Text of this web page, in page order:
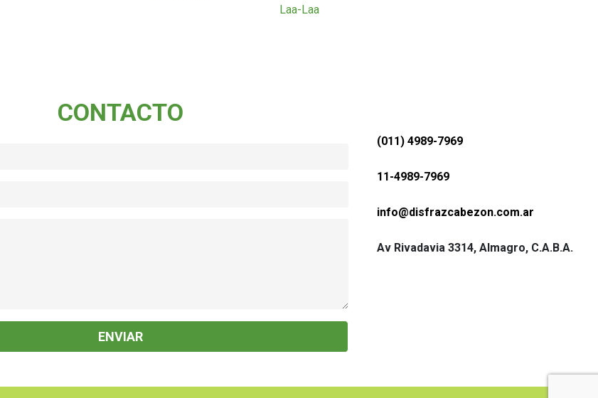
Laa-Laa
CONTACTO
el disfraz tal
cual el
ENVIAR
(011) 4989-7969
11-4989-7969
info@disfrazcabezon.com.ar
Av Rivadavia 3314, Almagro, C.A.B.A.